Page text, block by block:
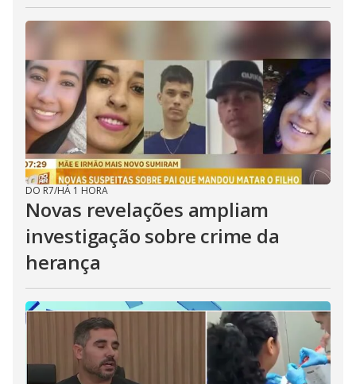
DO R7/HÁ 1 HORA
Novas revelações ampliam
investigação sobre crime da
herança